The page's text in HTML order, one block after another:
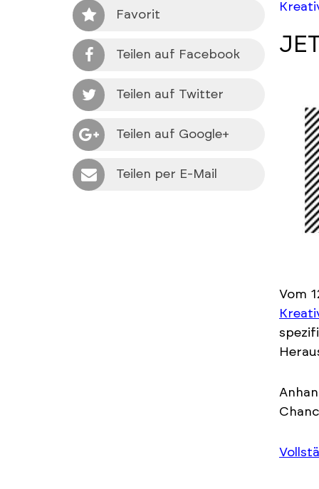
Favorit
Teilen auf Facebook
Teilen auf Twitter
Teilen auf Google+
Teilen per E-Mail
Vom